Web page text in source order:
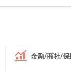
金融/商社/保